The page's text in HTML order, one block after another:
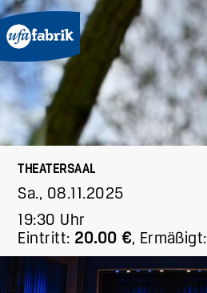
THEATERSAAL
Sa., 08.11.2025
19:30 Uhr
Eintritt: 20.00 €, Ermäßigt: